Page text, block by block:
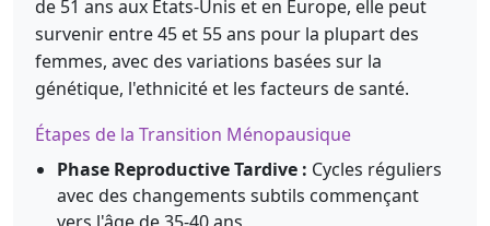
de 51 ans aux États-Unis et en Europe, elle peut
survenir entre 45 et 55 ans pour la plupart des
femmes, avec des variations basées sur la
génétique, l'ethnicité et les facteurs de santé.
Étapes de la Transition Ménopausique
Phase Reproductive Tardive : Cycles réguliers
avec des changements subtils commençant